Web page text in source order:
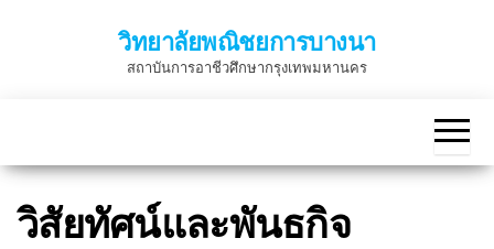
วิทยาลัยพณิชยการบางนา
สถาบันการอาชีวศึกษากรุงเทพมหานคร
วิสัยทัศน์และพันธกิจ